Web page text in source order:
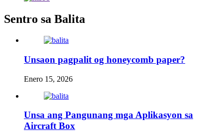
Sentro sa Balita
Unsaon pagpalit og honeycomb paper?
Enero 15, 2026
Unsa ang Pangunang mga Aplikasyon sa
Aircraft Box